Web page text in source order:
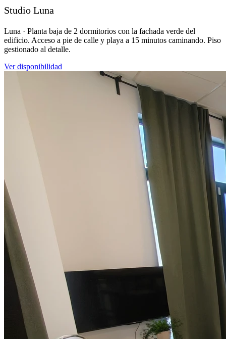
Studio Luna
Luna · Planta baja de 2 dormitorios con la fachada verde del
edificio. Acceso a pie de calle y playa a 15 minutos caminando. Piso
gestionado al detalle.
Ver disponibilidad